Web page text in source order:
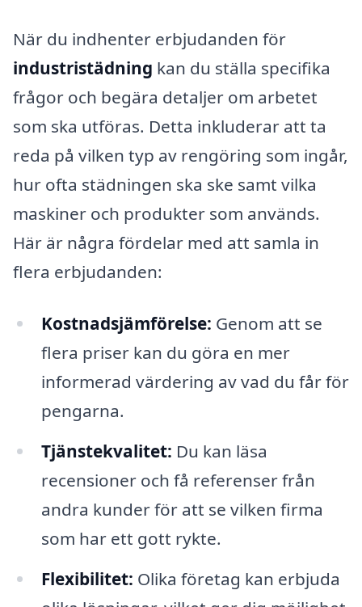
När du indhenter erbjudanden för
industristädning kan du ställa specifika
frågor och begära detaljer om arbetet
som ska utföras. Detta inkluderar att ta
reda på vilken typ av rengöring som ingår,
hur ofta städningen ska ske samt vilka
maskiner och produkter som används.
Här är några fördelar med att samla in
flera erbjudanden:
Kostnadsjämförelse: Genom att se
flera priser kan du göra en mer
informerad värdering av vad du får för
pengarna.
Tjänstekvalitet: Du kan läsa
recensioner och få referenser från
andra kunder för att se vilken firma
som har ett gott rykte.
Flexibilitet: Olika företag kan erbjuda